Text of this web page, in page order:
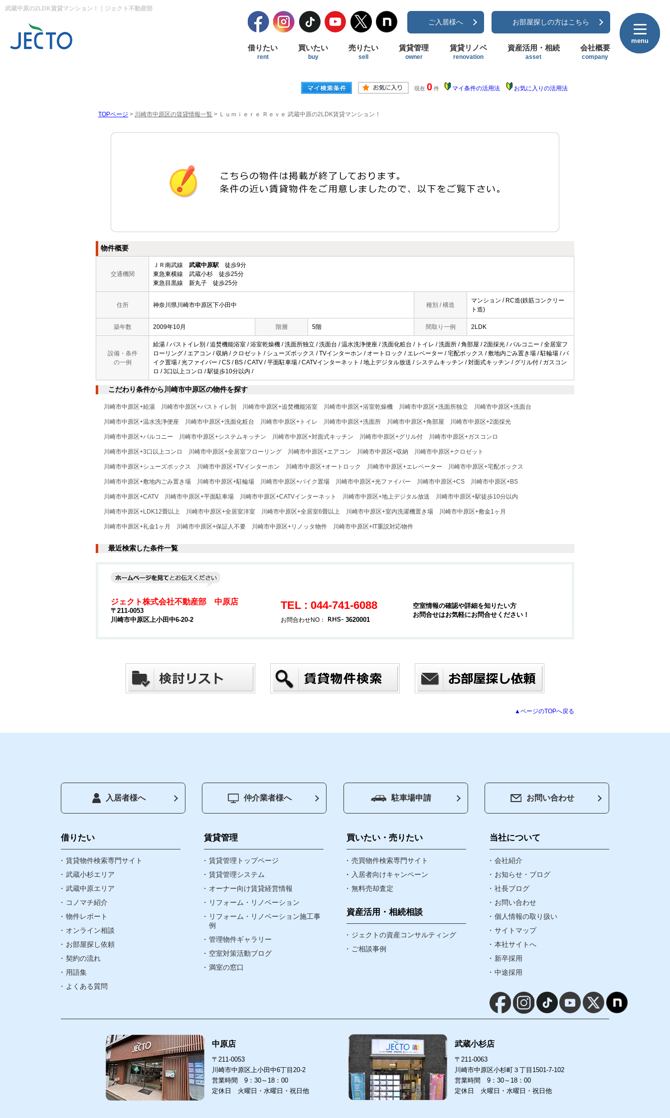
武蔵中原の2LDK賃貸マンション！｜ジェクト不動産部
ご入居様へ お部屋探しの方はこちら
借りたい
rent
買いたい
buy
売りたい
sell
賃貸管理
owner
賃貸リノベ
renovation
資産活用・相続
asset
会社概要
company
menu
トップページ
借りたい
お気に入り物件
閲覧履歴
町名検索
武蔵小杉エリア
武蔵中原エリア
賃貸管理
資産・相続
なんでも相談窓口
賃貸リノベ
会社紹介
お知らせ・ブログ
社長ブログ
お問い合わせ
個人情報の取り扱い
サイトマップ
本社サイトへ
新卒採用
中途採用
menu
現在 0 件 マイ条件の活用法 お気に入りの活用法
TOPページ > 川崎市中原区の賃貸情報一覧 > Ｌｕｍｉｅｒｅ Ｒｅｖｅ 武蔵中原の2LDK賃貸マンション！
物件概要
交通機関
ＪＲ南武線 武蔵中原駅 徒歩9分
東急東横線 武蔵小杉 徒歩25分
東急目黒線 新丸子 徒歩25分
住所 神奈川県川崎市中原区下小田中 種別 / 構造
マンション / RC造(鉄筋コンクリー
ト造)
築年数 2009年10月 階層 5階 間取り一例 2LDK
設備・条件
の一例
給湯 / バストイレ別 / 追焚機能浴室 / 浴室乾燥機 / 洗面所独立 / 洗面台 / 温水洗浄便座 / 洗面化粧台 / トイレ / 洗面所 / 角部屋 / 2面採光 / バルコニー / 全居室フ
ローリング / エアコン / 収納 / クロゼット / シューズボックス / TVインターホン / オートロック / エレベーター / 宅配ボックス / 敷地内ごみ置き場 / 駐輪場 / バ
イク置場 / 光ファイバー / CS / BS / CATV / 平面駐車場 / CATVインターネット / 地上デジタル放送 / システムキッチン / 対面式キッチン / グリル付 / ガスコン
ロ / 3口以上コンロ / 駅徒歩10分以内 /
こだわり条件から川崎市中原区の物件を探す
川崎市中原区+給湯 川崎市中原区+バストイレ別 川崎市中原区+追焚機能浴室 川崎市中原区+浴室乾燥機 川崎市中原区+洗面所独立 川崎市中原区+洗面台
川崎市中原区+温水洗浄便座 川崎市中原区+洗面化粧台 川崎市中原区+トイレ 川崎市中原区+洗面所 川崎市中原区+角部屋 川崎市中原区+2面採光
川崎市中原区+バルコニー 川崎市中原区+システムキッチン 川崎市中原区+対面式キッチン 川崎市中原区+グリル付 川崎市中原区+ガスコンロ
川崎市中原区+3口以上コンロ 川崎市中原区+全居室フローリング 川崎市中原区+エアコン 川崎市中原区+収納 川崎市中原区+クロゼット
川崎市中原区+シューズボックス 川崎市中原区+TVインターホン 川崎市中原区+オートロック 川崎市中原区+エレベーター 川崎市中原区+宅配ボックス
川崎市中原区+敷地内ごみ置き場 川崎市中原区+駐輪場 川崎市中原区+バイク置場 川崎市中原区+光ファイバー 川崎市中原区+CS 川崎市中原区+BS
川崎市中原区+CATV 川崎市中原区+平面駐車場 川崎市中原区+CATVインターネット 川崎市中原区+地上デジタル放送 川崎市中原区+駅徒歩10分以内
川崎市中原区+LDK12畳以上 川崎市中原区+全居室洋室 川崎市中原区+全居室6畳以上 川崎市中原区+室内洗濯機置き場 川崎市中原区+敷金1ヶ月
川崎市中原区+礼金1ヶ月 川崎市中原区+保証人不要 川崎市中原区+リノッタ物件 川崎市中原区+IT重説対応物件
最近検索した条件一覧
ジェクト株式会社不動産部 中原店
〒211-0053
川崎市中原区上小田中6-20-2
TEL : 044-741-6088
お問合わせNO： 3620001
空室情報の確認や詳細を知りたい方
お問合せはお気軽にお問合せください！
▲ページのTOPへ戻る
入居者様へ 仲介業者様へ 駐車場申請 お問い合わせ
借りたい
賃貸物件検索専門サイト
武蔵小杉エリア
武蔵中原エリア
コノマチ紹介
物件レポート
オンライン相談
お部屋探し依頼
契約の流れ
用語集
よくある質問
賃貸管理
賃貸管理トップページ
賃貸管理システム
オーナー向け賃貸経営情報
リフォーム・リノベーション
リフォーム・リノベーション施工事
例
管理物件ギャラリー
空室対策活動ブログ
満室の窓口
買いたい・売りたい
売買物件検索専門サイト
入居者向けキャンペーン
無料売却査定
資産活用・相続相談
ジェクトの資産コンサルティング
ご相談事例
当社について
会社紹介
お知らせ・ブログ
社長ブログ
お問い合わせ
個人情報の取り扱い
サイトマップ
本社サイトへ
新卒採用
中途採用
中原店
〒211-0053
川崎市中原区上小田中6丁目20-2
営業時間 9：30～18：00
定休日 火曜日・水曜日・祝日他
武蔵小杉店
〒211-0063
川崎市中原区小杉町３丁目1501-7-102
営業時間 9：30～18：00
定休日 火曜日・水曜日・祝日他